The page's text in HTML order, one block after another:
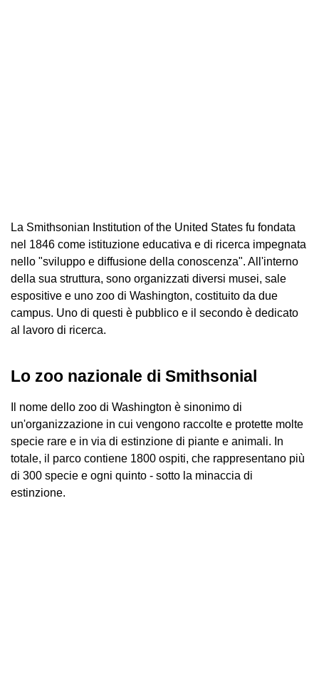
La Smithsonian Institution of the United States fu fondata
nel 1846 come istituzione educativa e di ricerca impegnata
nello "sviluppo e diffusione della conoscenza". All'interno
della sua struttura, sono organizzati diversi musei, sale
espositive e uno zoo di Washington, costituito da due
campus. Uno di questi è pubblico e il secondo è dedicato
al lavoro di ricerca.
Lo zoo nazionale di Smithsonial
Il nome dello zoo di Washington è sinonimo di
un'organizzazione in cui vengono raccolte e protette molte
specie rare e in via di estinzione di piante e animali. In
totale, il parco contiene 1800 ospiti, che rappresentano più
di 300 specie e ogni quinto - sotto la minaccia di
estinzione.